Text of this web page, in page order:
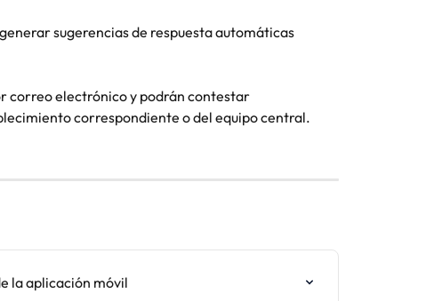
sugerencias de respuesta automáticas
correo electrónico y podrán contestar
correspondiente o del equipo central.
la aplicación móvil